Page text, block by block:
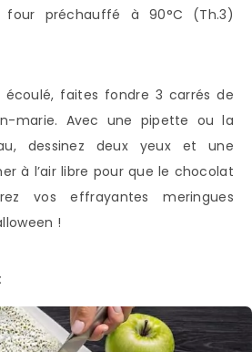
préchauffé à 90°C (Th.3)
faites fondre 3 carrés de
marie. Avec une pipette ou la
dessinez deux yeux et une
à l’air libre pour que le chocolat
vos effrayantes meringues
!